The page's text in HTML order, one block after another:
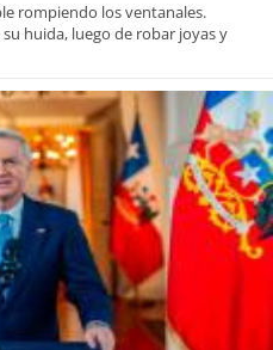
rompiendo los ventanales.
huida, luego de robar joyas y